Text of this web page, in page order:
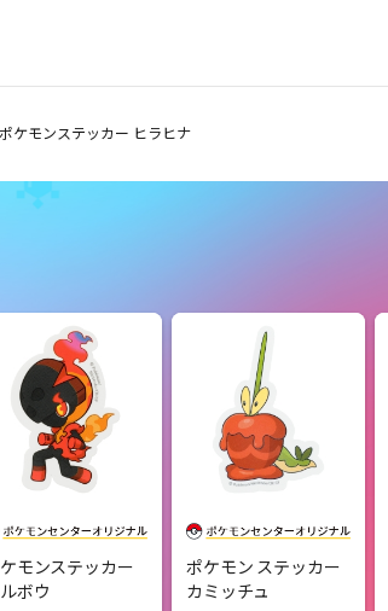
ポケモンステッカー ヒラヒナ
モンステッカー
ボウ
ポケモン ステッカー
カミッチュ